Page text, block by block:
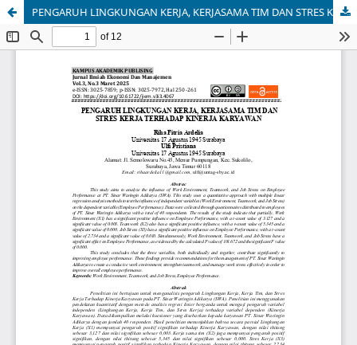
PENGARUH LINGKUNGAN KERJA, KERJASAMA TIM DAN STRES KERJA TERHADAP KINERJA KARYAWAN